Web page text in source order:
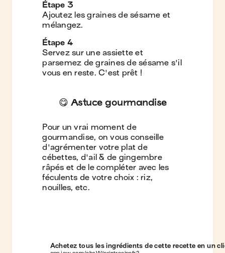
Étape 3
Ajoutez les graines de sésame et
mélangez.
Étape 4
Servez sur une assiette et
parsemez de graines de sésame s'il
vous en reste. C'est prêt !
😋 Astuce gourmandise
Pour un vrai moment de
gourmandise, on vous conseille
d'agrémenter votre plat de
cébettes, d'ail & de gingembre
râpés et de le compléter avec les
féculents de votre choix : riz,
nouilles, etc.
Achetez tous les ingrédients de cette recette en un